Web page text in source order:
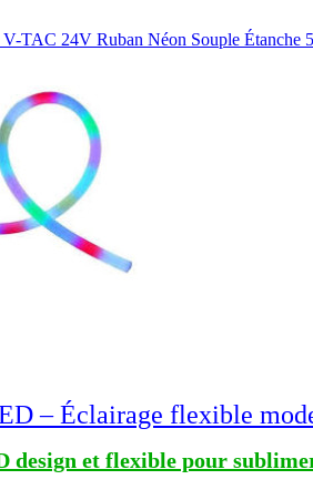
TAC 24V Ruban Néon Souple Étanche
– Éclairage flexible
design et flexible pour